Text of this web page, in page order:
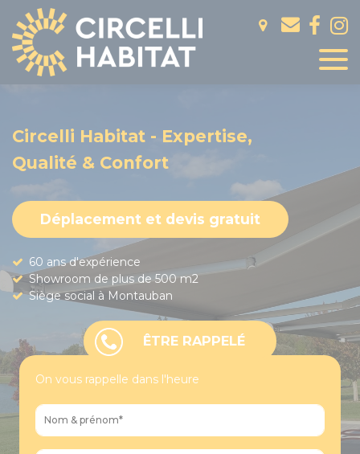
Circelli Habitat - Expertise,
Qualité & Confort
Déplacement et devis gratuit
60 ans d'expérience
Showroom de plus de 500 m2
Siège social à Montauban
ÊTRE RAPPELÉ
On vous rappelle dans l'heure
Panneau de gestion des cookies